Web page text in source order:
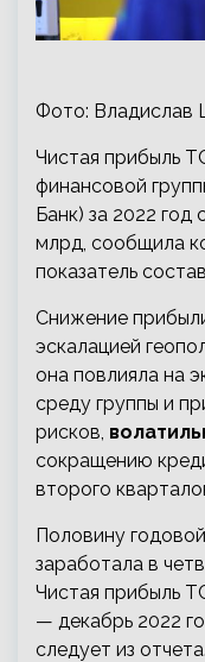
Фото:
Чистая прибыль
финансовой
Банк) за 2022 год
млрд, сообщила
показатель
Снижение
эскалацией
она повлияла на
среду группы и
рисков,
сокращению
второго
Половину
заработала в
Чистая прибыль
— декабрь 2022
следует из отчета.